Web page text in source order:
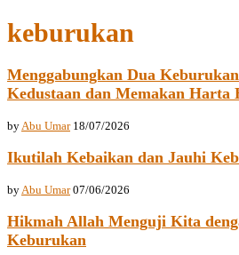
keburukan
Menggabungkan Dua
Kedustaan dan Memakan Harta
by Abu Umar 18/07/2026
Ikutilah Kebaikan dan Jauhi
by Abu Umar 07/06/2026
Hikmah Allah Menguji Kita
Keburukan